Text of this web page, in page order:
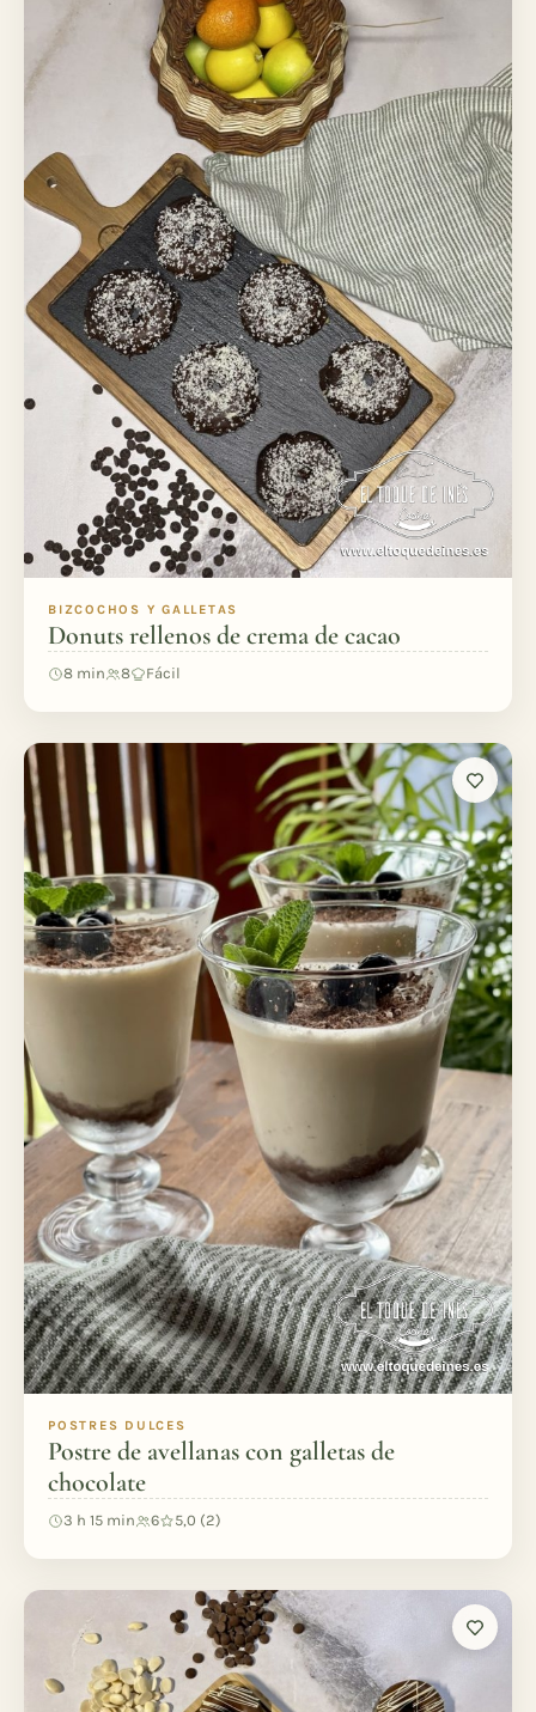
BIZCOCHOS Y GALLETAS
Donuts rellenos de crema de cacao
8 min 8 Fácil
POSTRES DULCES
Postre de avellanas con galletas de
chocolate
3 h 15 min 6 5,0 (2)